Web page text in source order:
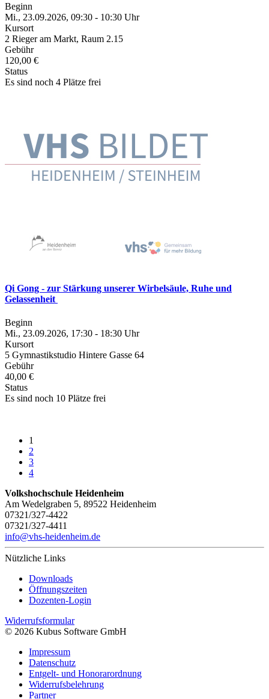
Beginn
Mi., 23.09.2026, 09:30 - 10:30 Uhr
Kursort
2 Rieger am Markt, Raum 2.15
Gebühr
120,00 €
Status
Es sind noch 4 Plätze frei
Qi Gong - zur Stärkung unserer Wirbelsäule, Ruhe und
Gelassenheit
Beginn
Mi., 23.09.2026, 17:30 - 18:30 Uhr
Kursort
5 Gymnastikstudio Hintere Gasse 64
Gebühr
40,00 €
Status
Es sind noch 10 Plätze frei
1
2
3
4
Volkshochschule Heidenheim
Am Wedelgraben 5, 89522 Heidenheim
07321/327-4422
07321/327-4411
info@vhs-heidenheim.de
Nützliche Links
Downloads
Öffnungszeiten
Dozenten-Login
Widerrufsformular
© 2026 Kubus Software GmbH
Impressum
Datenschutz
Entgelt- und Honorarordnung
Widerrufsbelehrung
Partner